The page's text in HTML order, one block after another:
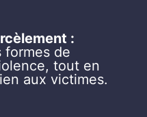
:
formes de
tout en
aux victimes.